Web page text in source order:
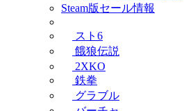
Steam版セール情報
スト6
餓狼伝説
2XKO
鉄拳
グラブル